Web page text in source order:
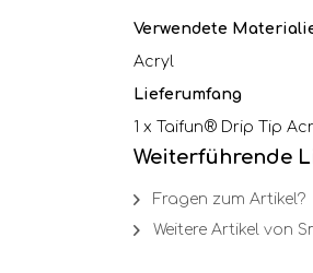
Verwendete
Acryl
Lieferumfang
1 x Taifun® Drip Tip
Weiterführende
Fragen zum Artikel?
Weitere Artikel von